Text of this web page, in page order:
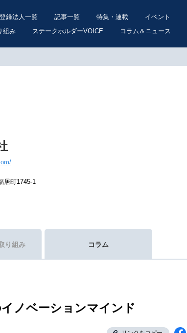
登録法人一覧 記事一覧 特集・連載
イベント
組み
ステークホルダーVOICE コラム＆ニュース
居町1745-1
り組み コラム
ノベーションマインド